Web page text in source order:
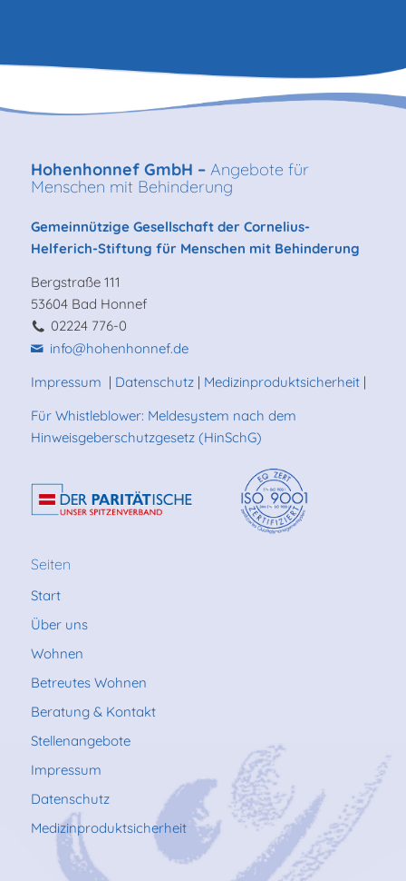
Hohenhonnef GmbH –Angebote für
Menschen mit Behinderung
Gemeinnützige Gesellschaft der Cornelius-
Helferich-Stiftung für Menschen mit Behinderung
Bergstraße 111
53604 Bad Honnef
02224 776-0
info@hohenhonnef.de
Impressum | Datenschutz| Medizinproduktsicherheit|
Für Whistleblower: Meldesystem nach dem
Hinweisgeberschutzgesetz (HinSchG)
Seiten
Start
Über uns
Wohnen
Betreutes Wohnen
Beratung & Kontakt
Stellenangebote
Impressum
Datenschutz
Medizinproduktsicherheit